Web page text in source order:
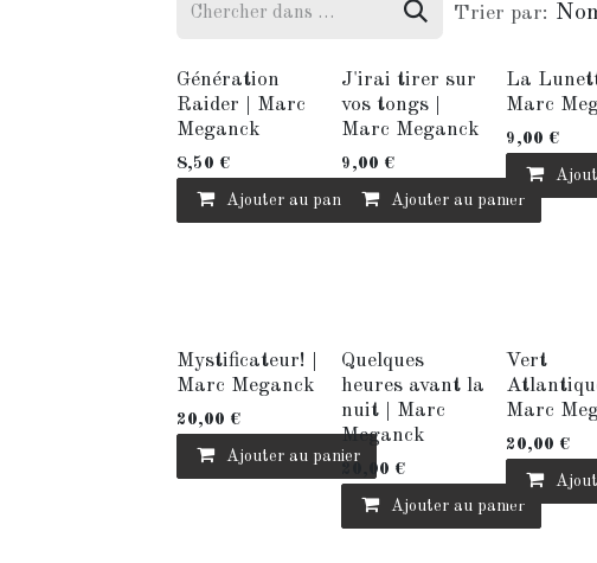
Trier par:
Génération
Raider | Marc
Meganck
8,50 €
Ajouter au panier
J'irai tirer sur
vos tongs |
Marc Meganck
9,00 €
Ajouter au panier
La
Marc
9,00 €
Mystificateur! |
Marc Meganck
20,00 €
Ajouter au panier
Quelques
heures avant la
nuit | Marc
Meganck
20,00 €
Ajouter au panier
Vert
Marc
20,00 €